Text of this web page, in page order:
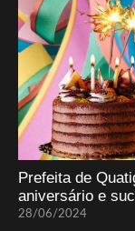
Prefeita de
aniversário e
28/06/2024